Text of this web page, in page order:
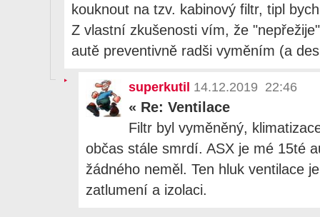
kouknout na tzv. kabinový filtr, tipl
Z vlastní zkušenosti vím, že
autě preventivně radši vyměním (a
superkutil 14.12.2019 22:46
« Re: Ventilace
Filtr byl vyměněný,
občas stále smrdí. ASX je mé 15té
žádného neměl. Ten hluk ventilace
zatlumení a izolaci.